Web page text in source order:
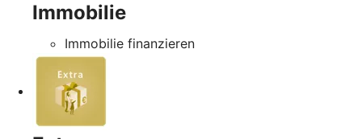
Immobilie
Immobilie finanzieren